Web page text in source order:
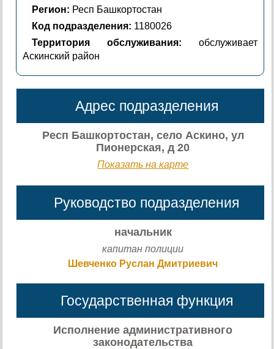
Регион: Респ Башкортостан
Код подразделения: 1180026
Территория обслуживания: обслуживает
Аскинский район
Адрес подразделения
Респ Башкортостан, село Аскино, ул
Пионерская, д 20
Показать на карте
Руководство подразделения
начальник
капитан полиции
Шевченко Руслан Дмитриевич
Государственная функция
Исполнение административного
законодательства